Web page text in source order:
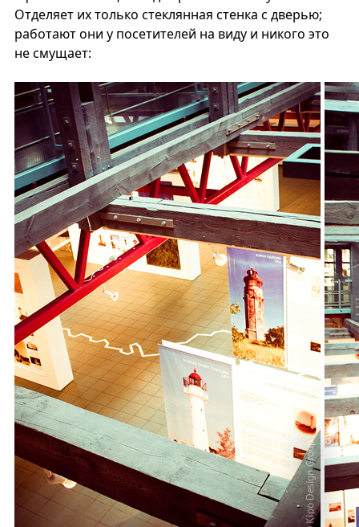
Отделяет их только стеклянная стенка с дверью;
работают они у посетителей на виду и никого это
не смущает: